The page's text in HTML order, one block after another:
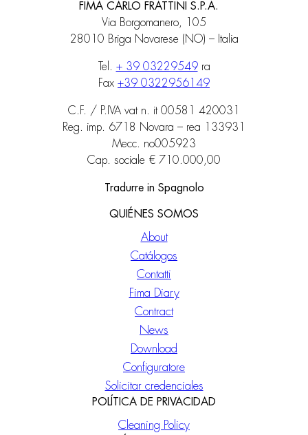
FIMA CARLO FRATTINI S.P.A.
Via Borgomanero, 105
28010 Briga Novarese (NO) – Italia
Tel. + 39 03229549ra
Fax +39 0322956149
C.F. / P.IVA vat n. it 00581 420031
Reg. imp. 6718 Novara – rea 133931
Mecc. no005923
Cap. sociale € 710.000,00
Tradurre in Spagnolo
QUIÉNES SOMOS
About
Catálogos
Contatti
Fima Diary
Contract
News
Download
Configuratore
Solicitar credenciales
POLÍTICA DE PRIVACIDAD
Cleaning Policy